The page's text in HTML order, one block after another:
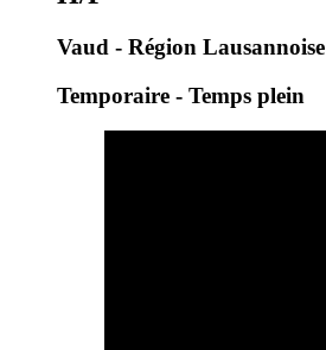
Vaud - Région Lausannoise
Temporaire - Temps plein